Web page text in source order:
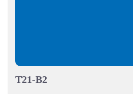
T21-B2